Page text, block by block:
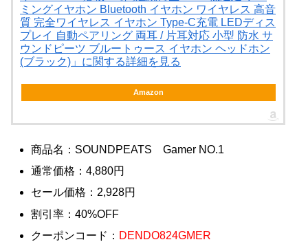
ミングイヤホン Bluetooth イヤホン ワイヤレス 高音
質 完全ワイヤレス イヤホン Type-C充電 LEDディス
プレイ 自動ペアリング 両耳 / 片耳対応 小型 防水 サ
ウンドピーツ ブルートゥース イヤホン ヘッドホン
(ブラック)」に関する詳細を見る
Amazon
商品名：SOUNDPEATS Gamer NO.1
通常価格：4,880円
セール価格：2,928円
割引率：40%OFF
クーポンコード： DENDO824GMER